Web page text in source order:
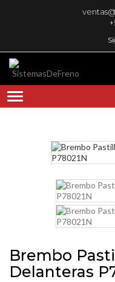
Brembo
Delanteras